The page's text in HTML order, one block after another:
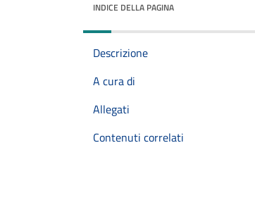
INDICE DELLA PAGINA
Descrizione
A cura di
Allegati
Contenuti correlati